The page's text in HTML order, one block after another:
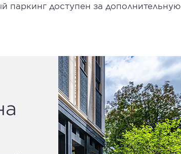
паркинг доступен за дополнительную